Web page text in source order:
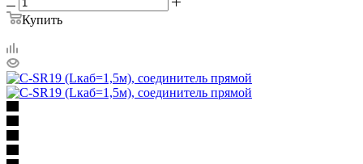
Купить